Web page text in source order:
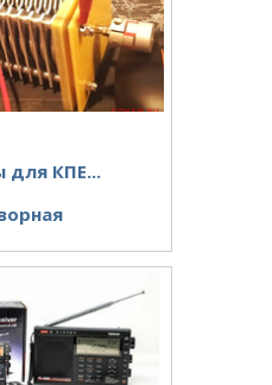
для КПЕ...